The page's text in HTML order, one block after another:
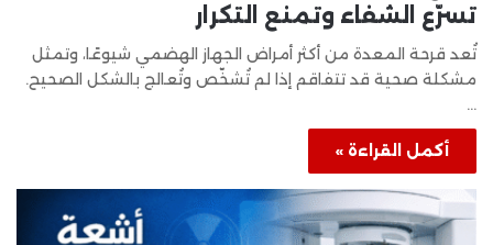
تسرّع الشفاء وتمنع التكرار
تُعد قرحة المعدة من أكثر أمراض الجهاز الهضمي شيوعًا، وتمثل
مشكلة صحية قد تتفاقم إذا لم تُشخّص وتُعالج بالشكل الصحيح.
…
أكمل القراءة »